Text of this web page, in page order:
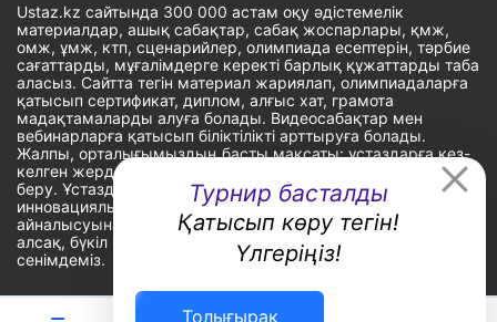
Турнир басталды
Қатысып көру тегін!
Үлгеріңіз!
Толығырақ
Ustaz.kz сайтында 300 000 астам оқу әдістемелік
материалдар, ашық сабақтар, сабақ жоспарлары, қмж,
омж, ұмж, ктп, сценарийлер, олимпиада есептерін, тәрбие
сағаттарды, мұғалімдерге керекті барлық құжаттарды таба
аласыз. Сайтта тегін материал жариялап, олимпиадаларға
қатысып сертификат, диплом, алғыс хат, грамота
мадақтамаларды алуға болады. Видеосабақтар мен
вебинарларға қатысып біліктілікті арттыруға болады.
Жалпы, орталығымыздың басты мақсаты: ұстаздарға кез-
келген жерде, кез-келген уақытта білім алуына мүмкіндік
беру. Ұстаздардың барлық өзекті мәселелеріне
инновациялық шешім тауып, шығармашылық жұмыспен
айналысуына уақыт сыйлау. «Ұстаздарға сапалы білім бере
алсақ, бүкіл Қазақ еліне білім бере аламыз» - деген
сенімдеміз.